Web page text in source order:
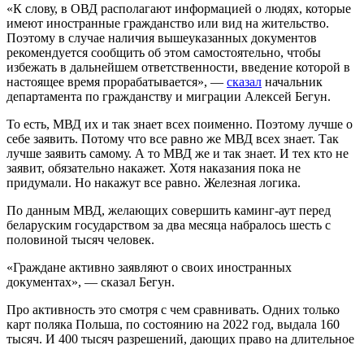
«К слову, в ОВД располагают информацией о людях, которые
имеют иностранные гражданство или вид на жительство.
Поэтому в случае наличия вышеуказанных документов
рекомендуется сообщить об этом самостоятельно, чтобы
избежать в дальнейшем ответственности, введение которой в
настоящее время прорабатывается», — сказал начальник
департамента по гражданству и миграции Алексей Бегун.
То есть, МВД их и так знает всех поименно. Поэтому лучше о
себе заявить. Потому что все равно же МВД всех знает. Так
лучше заявить самому. А то МВД же и так знает. И тех кто не
заявит, обязательно накажет. Хотя наказания пока не
придумали. Но накажут все равно. Железная логика.
По данным МВД, желающих совершить каминг-аут перед
беларуским государством за два месяца набралось шесть с
половиной тысяч человек.
«Граждане активно заявляют о своих иностранных
документах», — сказал Бегун.
Про активность это смотря с чем сравнивать. Одних только
карт поляка Польша, по состоянию на 2022 год, выдала 160
тысяч. И 400 тысяч разрешений, дающих право на длительное